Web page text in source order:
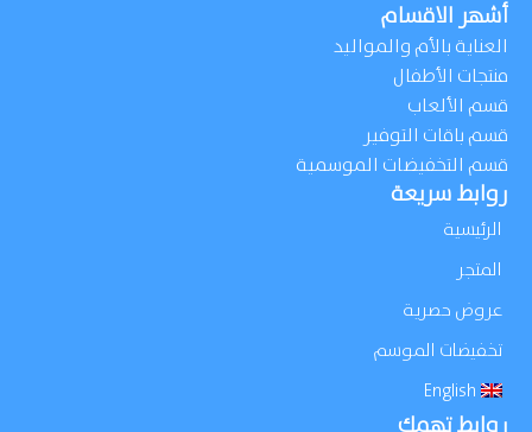
أشهر الاقسام
العناية بالأم والمواليد
منتجات الأطفال
قسم الألعاب
قسم باقات التوفير
قسم التخفيضات الموسمية
روابط سريعة
الرئيسية
المتجر
عروض حصرية
تخفيضات الموسم
English
روابط تهمك